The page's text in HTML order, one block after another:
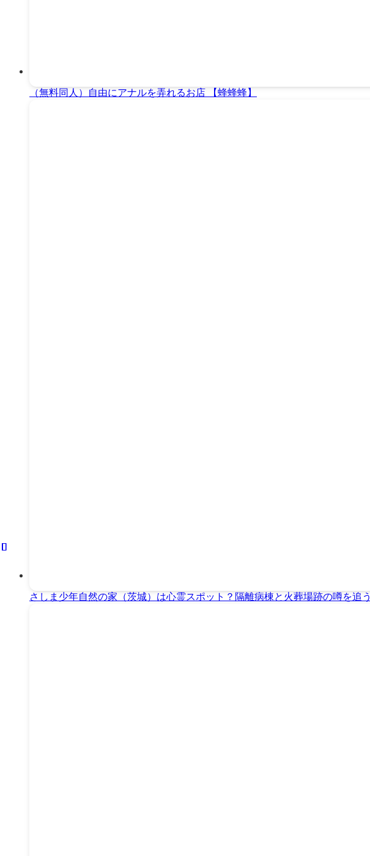
（無料同人）自由にアナルを弄れるお店 【蜂蜂蜂】
さしま少年自然の家（茨城）は心霊スポット？隔離病棟と火葬場跡の噂を追う